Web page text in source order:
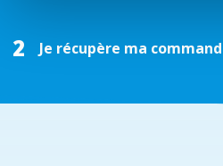
2 Je récupère ma